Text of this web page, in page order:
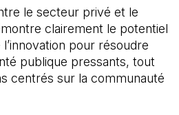
le secteur privé et le
clairement le potentiel
pour résoudre
publique pressants, tout
centrés sur la communauté